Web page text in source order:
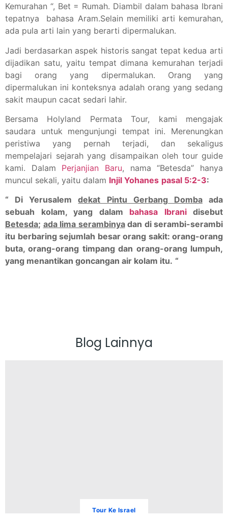
Kemurahan “, Bet = Rumah. Diambil dalam bahasa Ibrani
tepatnya bahasa Aram.Selain memiliki arti kemurahan,
ada pula arti lain yang berarti dipermalukan.
Jadi berdasarkan aspek historis sangat tepat kedua arti
dijadikan satu, yaitu tempat dimana kemurahan terjadi
bagi orang yang dipermalukan. Orang yang
dipermalukan ini konteksnya adalah orang yang sedang
sakit maupun cacat sedari lahir.
Bersama Holyland Permata Tour, kami mengajak
saudara untuk mengunjungi tempat ini. Merenungkan
peristiwa yang pernah terjadi, dan sekaligus
mempelajari sejarah yang disampaikan oleh tour guide
kami. Dalam Perjanjian Baru, nama “Betesda” hanya
muncul sekali, yaitu dalam Injil Yohanes pasal 5:2-3:
“ Di Yerusalemdekat Pintu Gerbang Dombaada
sebuah kolam, yang dalam bahasa Ibranidisebut
Betesda; ada lima serambinyadan di serambi-serambi
itu berbaring sejumlah besar orang sakit: orang-orang
buta, orang-orang timpang dan orang-orang lumpuh,
yang menantikan goncangan air kolam itu. “
Blog Lainnya
Tour Ke Israel